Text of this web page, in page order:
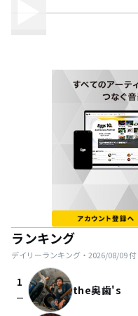
ランキング
デイリーランキング・ 2026/08/09付
1
check_indeterminate_small the奥歯's